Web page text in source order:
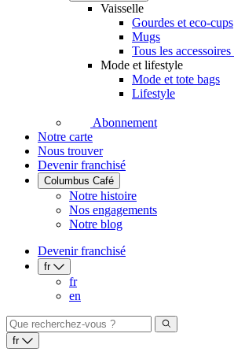
Vaisselle
Gourdes et eco-cups
Mugs
Tous les accessoires
Mode et lifestyle
Mode et tote bags
Lifestyle
Abonnement
Notre carte
Nous trouver
Devenir franchisé
Columbus Café
Notre histoire
Nos engagements
Notre blog
Devenir franchisé
fr
fr
en
fr